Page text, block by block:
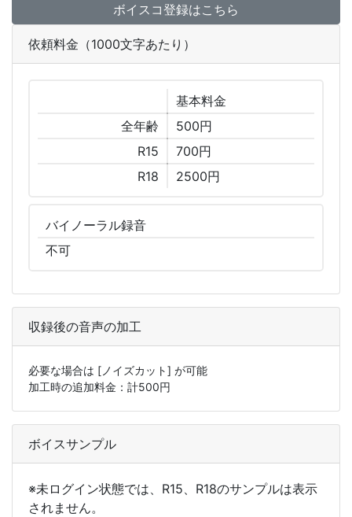
ボイスコ登録はこちら
依頼料金（1000文字あたり）
基本料金
全年齢
500円
R15
700円
R18
2500円
バイノーラル録音
不可
収録後の音声の加工
必要な場合は [ノイズカット] が可能
加工時の追加料金：計500円
ボイスサンプル
※未ログイン状態では、R15、R18のサンプルは表示
されません。